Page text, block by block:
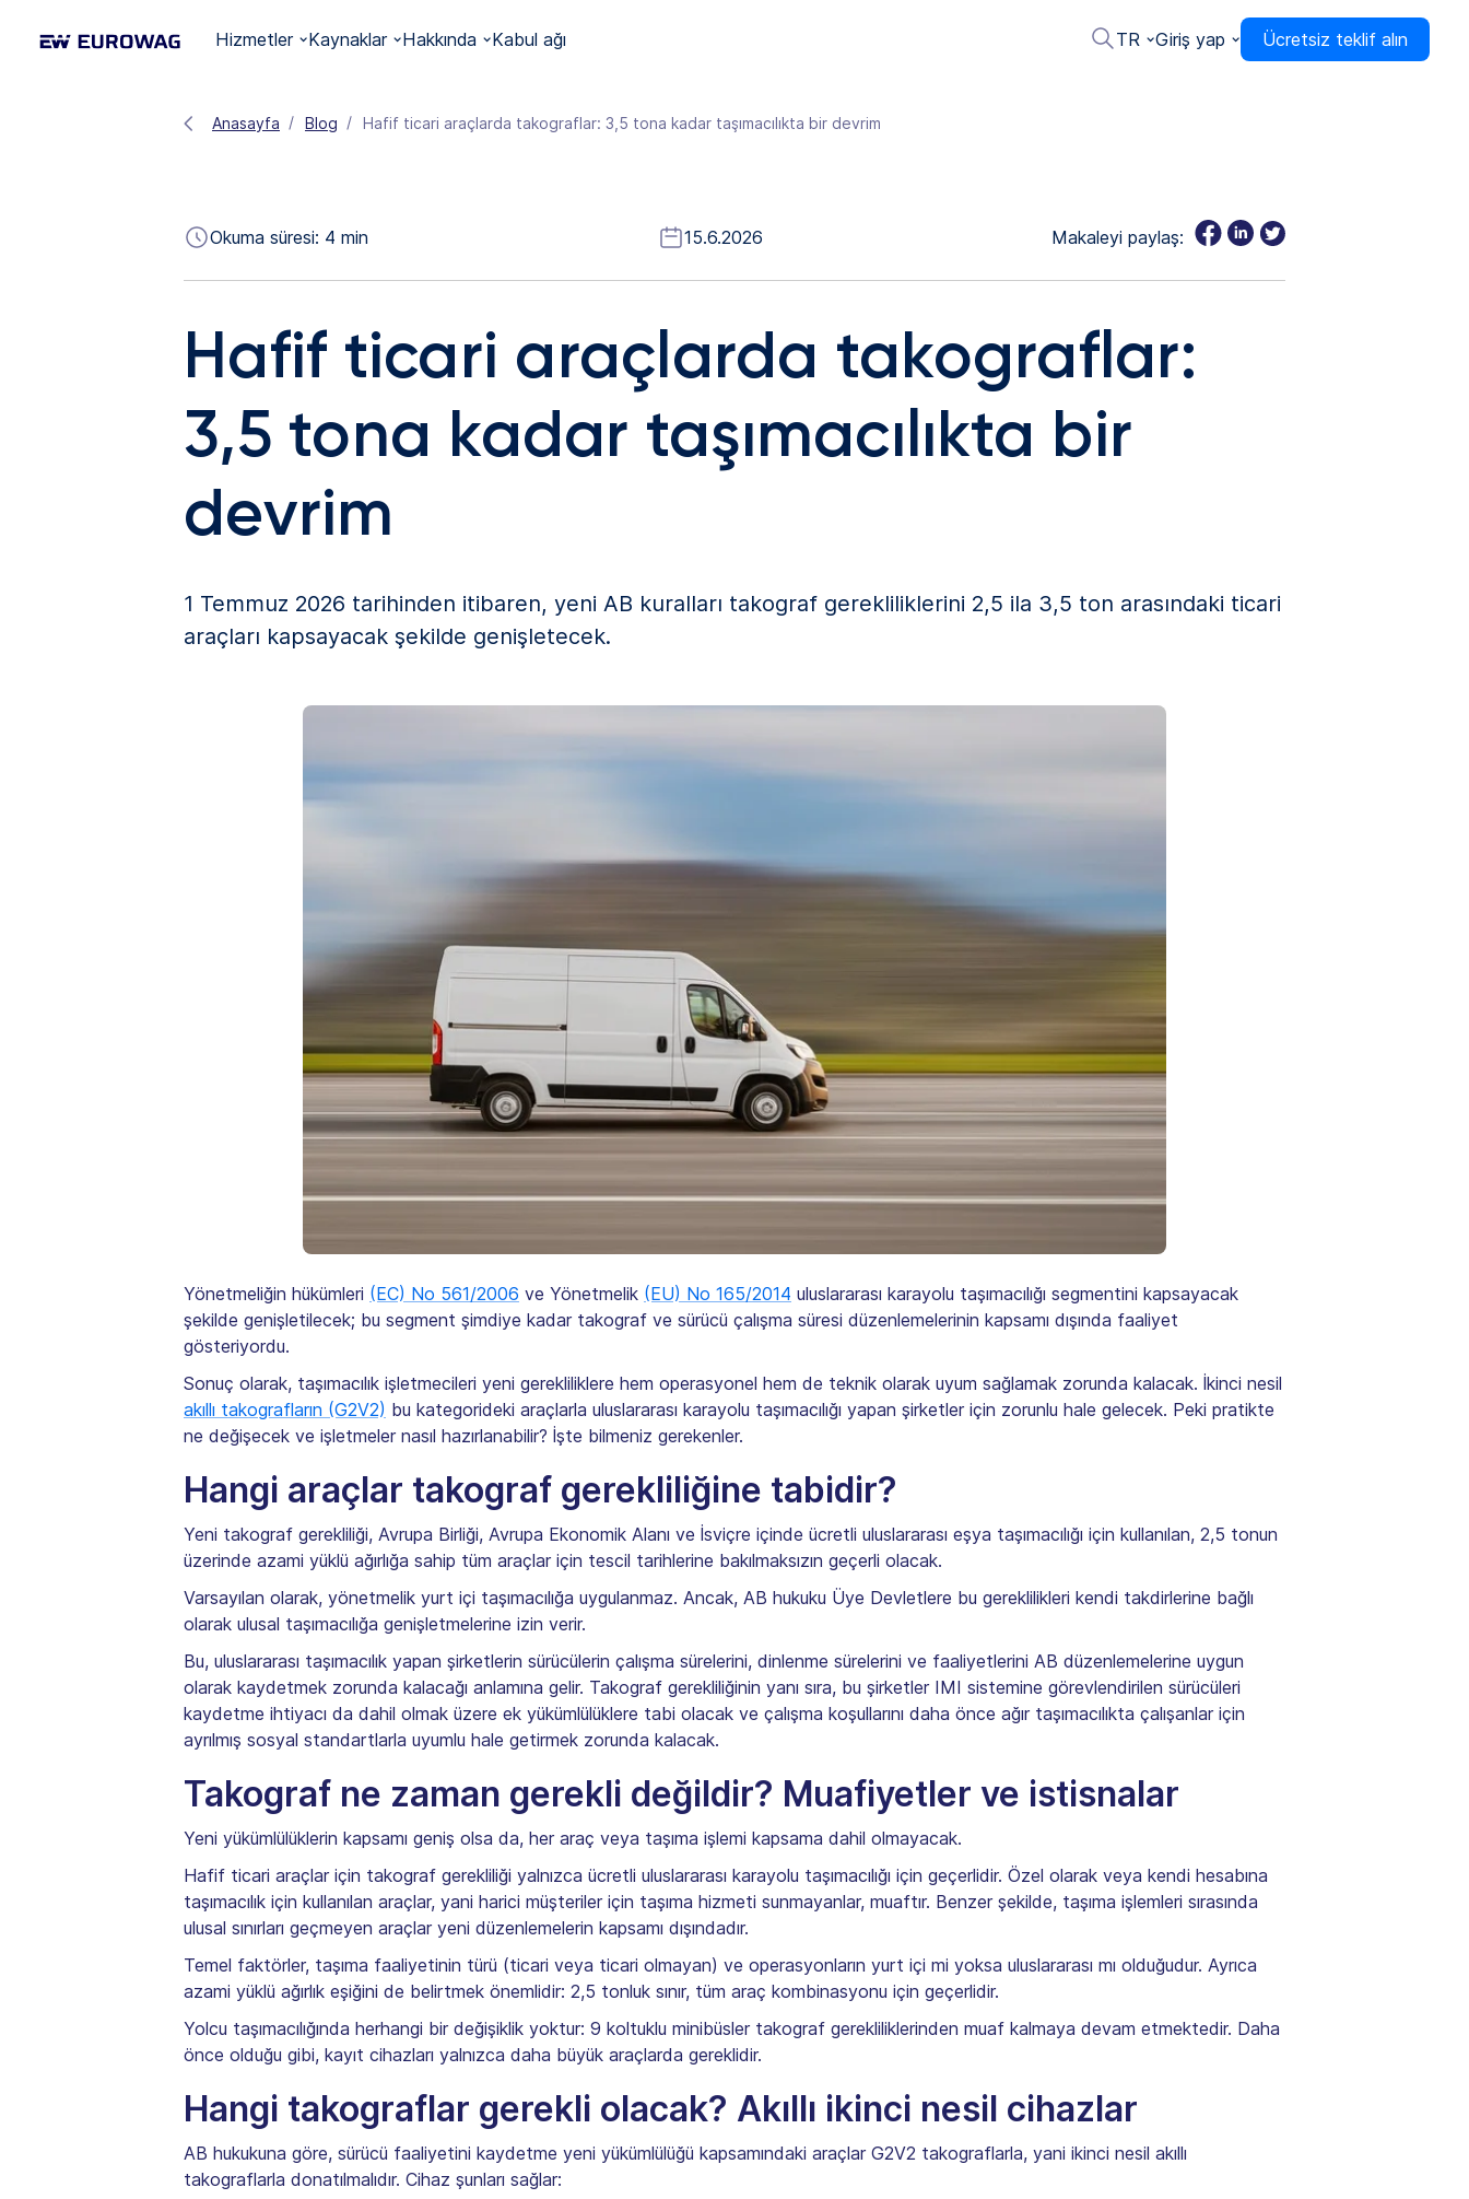
Hizmetler Kaynaklar Hakkında Kabul ağı TR Giriş yap Ücretsiz teklif alın
Anasayfa Blog Hafif ticari araçlarda takograflar: 3,5 tona kadar taşımacılıkta bir devrim
Okuma süresi: 4 min 15.6.2026 Makaleyi paylaş:
Hafif ticari araçlarda takograflar:
3,5 tona kadar taşımacılıkta bir
devrim
1 Temmuz 2026 tarihinden itibaren, yeni AB kuralları takograf gerekliliklerini 2,5 ila 3,5 ton arasındaki ticari
araçları kapsayacak şekilde genişletecek.
Yönetmeliğin hükümleri (EC) No 561/2006 ve Yönetmelik (EU) No 165/2014 uluslararası karayolu taşımacılığı segmentini kapsayacak
şekilde genişletilecek; bu segment şimdiye kadar takograf ve sürücü çalışma süresi düzenlemelerinin kapsamı dışında faaliyet
gösteriyordu.
Sonuç olarak, taşımacılık işletmecileri yeni gerekliliklere hem operasyonel hem de teknik olarak uyum sağlamak zorunda kalacak. İkinci nesil
akıllı takografların (G2V2) bu kategorideki araçlarla uluslararası karayolu taşımacılığı yapan şirketler için zorunlu hale gelecek. Peki pratikte
ne değişecek ve işletmeler nasıl hazırlanabilir? İşte bilmeniz gerekenler.
Hangi araçlar takograf gerekliliğine tabidir?
Yeni takograf gerekliliği, Avrupa Birliği, Avrupa Ekonomik Alanı ve İsviçre içinde ücretli uluslararası eşya taşımacılığı için kullanılan, 2,5 tonun
üzerinde azami yüklü ağırlığa sahip tüm araçlar için tescil tarihlerine bakılmaksızın geçerli olacak.
Varsayılan olarak, yönetmelik yurt içi taşımacılığa uygulanmaz. Ancak, AB hukuku Üye Devletlere bu gereklilikleri kendi takdirlerine bağlı
olarak ulusal taşımacılığa genişletmelerine izin verir.
Bu, uluslararası taşımacılık yapan şirketlerin sürücülerin çalışma sürelerini, dinlenme sürelerini ve faaliyetlerini AB düzenlemelerine uygun
olarak kaydetmek zorunda kalacağı anlamına gelir. Takograf gerekliliğinin yanı sıra, bu şirketler IMI sistemine görevlendirilen sürücüleri
kaydetme ihtiyacı da dahil olmak üzere ek yükümlülüklere tabi olacak ve çalışma koşullarını daha önce ağır taşımacılıkta çalışanlar için
ayrılmış sosyal standartlarla uyumlu hale getirmek zorunda kalacak.
Takograf ne zaman gerekli değildir? Muafiyetler ve istisnalar
Yeni yükümlülüklerin kapsamı geniş olsa da, her araç veya taşıma işlemi kapsama dahil olmayacak.
Hafif ticari araçlar için takograf gerekliliği yalnızca ücretli uluslararası karayolu taşımacılığı için geçerlidir. Özel olarak veya kendi hesabına
taşımacılık için kullanılan araçlar, yani harici müşteriler için taşıma hizmeti sunmayanlar, muaftır. Benzer şekilde, taşıma işlemleri sırasında
ulusal sınırları geçmeyen araçlar yeni düzenlemelerin kapsamı dışındadır.
Temel faktörler, taşıma faaliyetinin türü (ticari veya ticari olmayan) ve operasyonların yurt içi mi yoksa uluslararası mı olduğudur. Ayrıca
azami yüklü ağırlık eşiğini de belirtmek önemlidir: 2,5 tonluk sınır, tüm araç kombinasyonu için geçerlidir.
Yolcu taşımacılığında herhangi bir değişiklik yoktur: 9 koltuklu minibüsler takograf gerekliliklerinden muaf kalmaya devam etmektedir. Daha
önce olduğu gibi, kayıt cihazları yalnızca daha büyük araçlarda gereklidir.
Hangi takograflar gerekli olacak? Akıllı ikinci nesil cihazlar
AB hukukuna göre, sürücü faaliyetini kaydetme yeni yükümlülüğü kapsamındaki araçlar G2V2 takograflarla, yani ikinci nesil akıllı
takograflarla donatılmalıdır. Cihaz şunları sağlar: